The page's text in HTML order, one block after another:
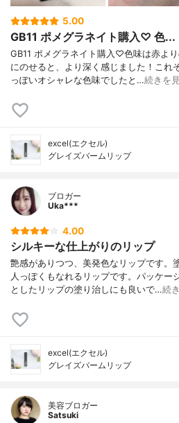
5.00
GB11 ポメグラネイト購入♡ 色...
GB11 ポメグラネイト購入♡色味は赤よ
にのせると、より深く感じました！これ
っぽいオシャレな色味でしたと…続きを
excel(エクセル)
グレイズバームリップ
ブロガー
Uka***
4.00
シルキーな仕上がりのリップ
艶感がありつつ、美発色なリップです。
人っぽくもなれるリップです。パッケー
としたリップの塗り治しにも良いで…続
excel(エクセル)
グレイズバームリップ
美容ブロガー
Satsuki